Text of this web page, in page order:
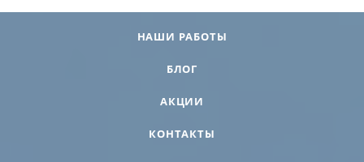
НАШИ РАБОТЫ
БЛОГ
АКЦИИ
КОНТАКТЫ